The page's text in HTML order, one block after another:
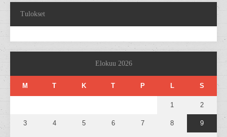
Tulokset
Elokuu 2026
M T K T P L S
1 2
3 4 5 6 7 8 9